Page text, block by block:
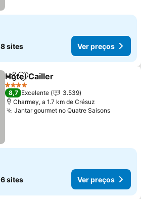
8 sites Ver preços
PartilharAdicionar aos favoritos
Hotel Cailler
4 Estrelas
8,7 Excelente
3.539
Charmey, a 1.7 km de Crésuz
Jantar gourmet no Quatre SaisonsVer
6 sites Ver preços